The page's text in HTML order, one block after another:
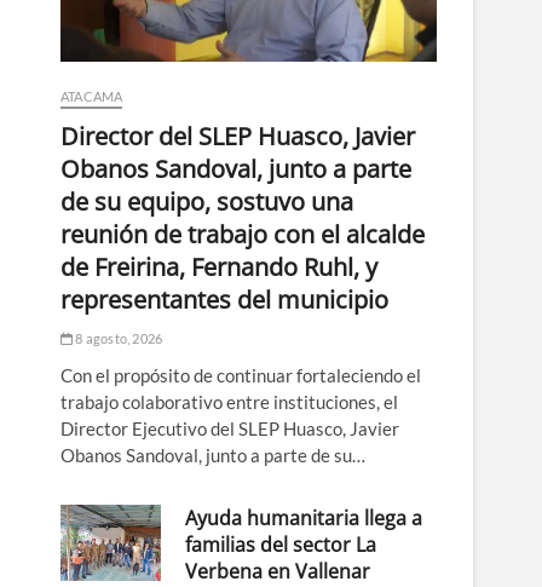
ATACAMA
Director del SLEP Huasco, Javier
Obanos Sandoval, junto a parte
de su equipo, sostuvo una
reunión de trabajo con el alcalde
de Freirina, Fernando Ruhl, y
representantes del municipio
8 agosto, 2026
Con el propósito de continuar fortaleciendo el
trabajo colaborativo entre instituciones, el
Director Ejecutivo del SLEP Huasco, Javier
Obanos Sandoval, junto a parte de su…
Ayuda humanitaria llega a
familias del sector La
Verbena en Vallenar